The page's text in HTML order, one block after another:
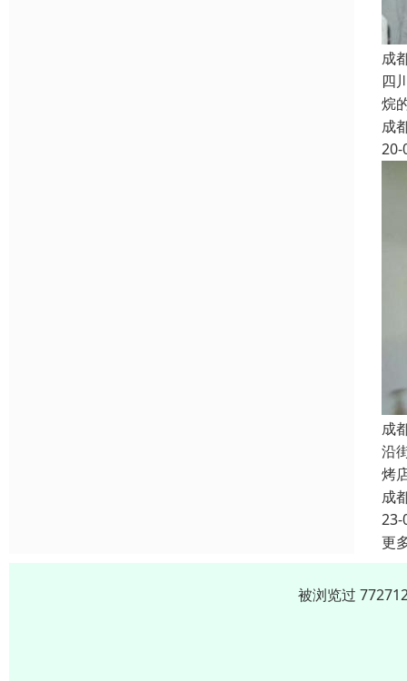
成
四
烷
成
20-
成
沿
烤
成
23-
更
被浏览过